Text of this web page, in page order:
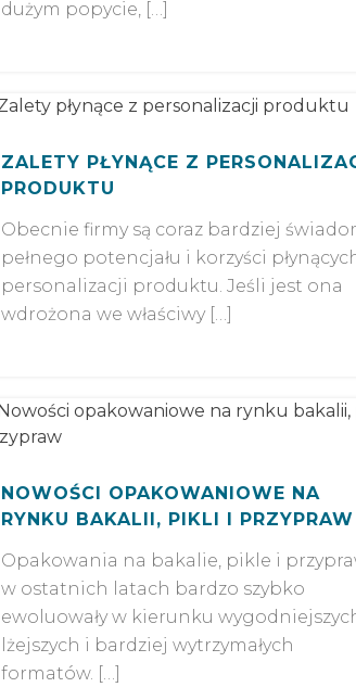
dużym popycie, […]
ZALETY PŁYNĄCE Z
PRODUKTU
Obecnie firmy są coraz bardziej
pełnego potencjału i korzyści
personalizacji produktu. Jeśli jest ona
wdrożona we właściwy […]
NOWOŚCI OPAKOWANIOWE NA
RYNKU BAKALII, PIKLI I PRZYPRAW
Opakowania na bakalie, pikle i
w ostatnich latach bardzo szybko
ewoluowały w kierunku
lżejszych i bardziej wytrzymałych
formatów. […]